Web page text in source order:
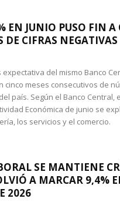
EN JUNIO PUSO FIN A
DE CIFRAS NEGATIVAS
del mismo Banco
cinco meses consecutivos de
país. Según el Banco Central,
Económica de junio se
los servicios y el comercio.
SE MANTIENE
A MARCAR 9,4%
2026